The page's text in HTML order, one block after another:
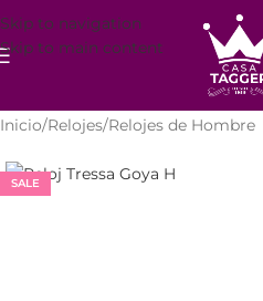
Skip to navigation
Skip to main content
Inicio/Relojes/Relojes de Hombre
SALE